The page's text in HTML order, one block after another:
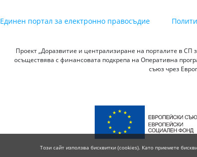
Единен портал за електронно правосъдие
Проект „Доразвитие и централизиране на порталите в СП
осъществява с финансовата подкрепа на Оперативна
съюз чрез
Този сайт използва бисквитки (cookies). Като приемете